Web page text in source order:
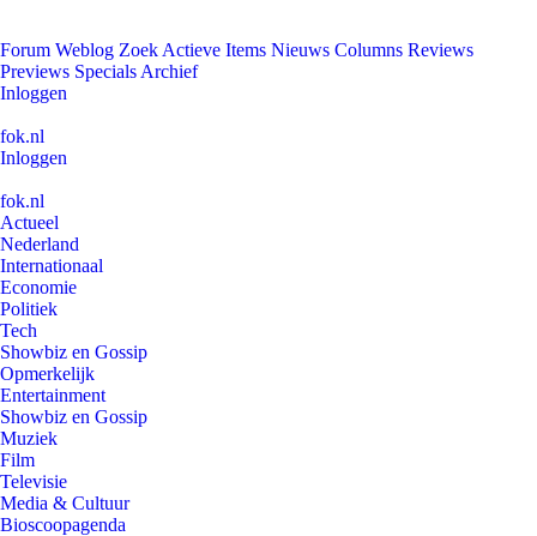
Forum Weblog Zoek Actieve Items Nieuws Columns Reviews
Previews Specials Archief
Inloggen
fok.nl
Inloggen
fok.nl
Actueel
Nederland
Internationaal
Economie
Politiek
Tech
Showbiz en Gossip
Opmerkelijk
Entertainment
Showbiz en Gossip
Muziek
Film
Televisie
Media & Cultuur
Bioscoopagenda